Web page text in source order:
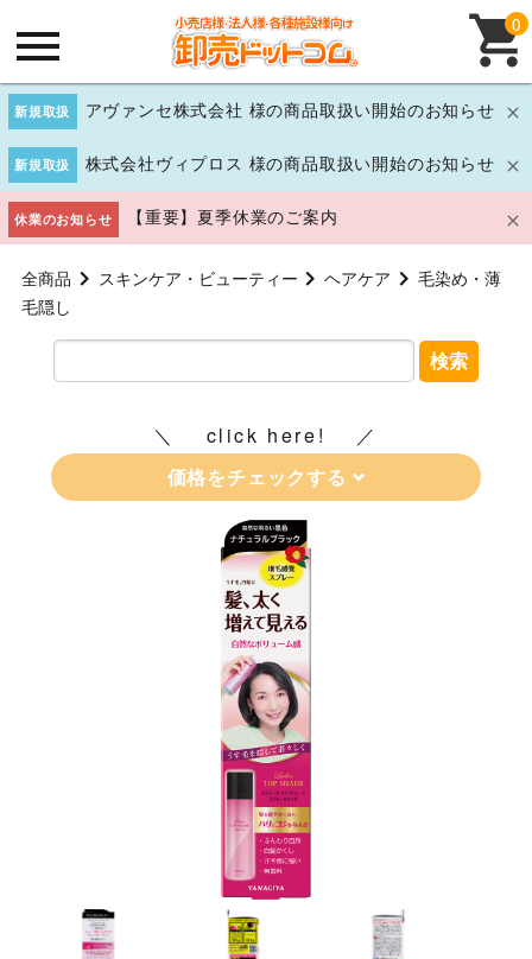
新規取扱 アヴァンセ株式会社 様の商品取扱い開始のお知らせ
新規取扱 株式会社ヴィプロス 様の商品取扱い開始のお知らせ
休業のお知らせ 【重要】夏季休業のご案内
0
全商品 スキンケア・ビューティー ヘアケア
毛染め・薄
毛隠し
検索
click here!
価格をチェックする